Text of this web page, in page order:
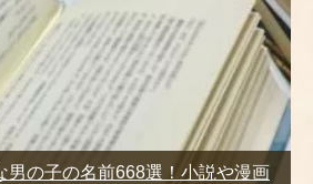
男の子の名前668選！小説や漫画